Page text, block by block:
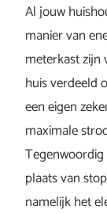
Al jouw
manier van
meterkast zijn
huis verdeeld
een eigen
maximale
plaats van
namelijk het